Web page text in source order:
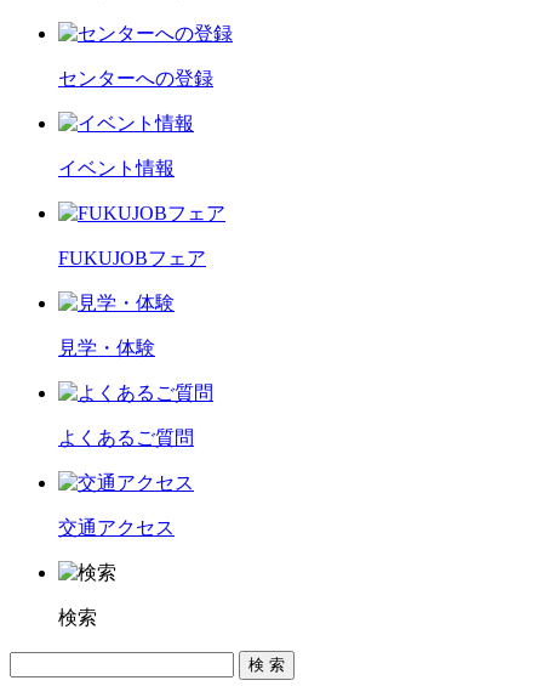
センターへの登録
イベント情報
FUKUJOBフェア
見学・体験
よくあるご質問
交通アクセス
検索